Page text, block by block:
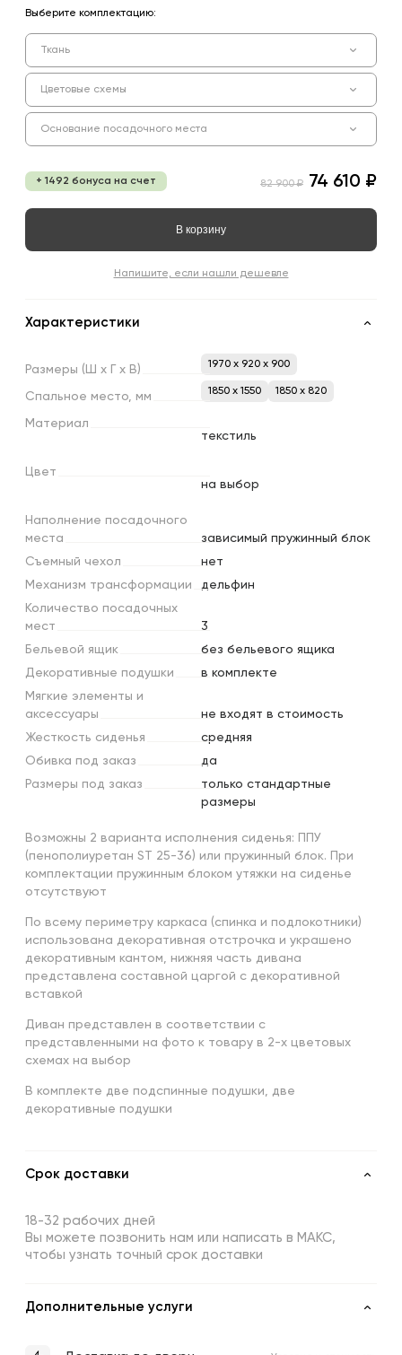
Выберите комплектацию:
Ткань
Цветовые схемы
Основание посадочного места
+ 1492 бонуса на счет 82 900 ₽ 74 610 ₽
В корзину
Напишите, если нашли дешевле
Характеристики
Размеры (Ш х х В) 1970 x 920 x 900
Спальное место, мм 1850 х 1550 1850 х 820
Материал
текстиль
Цвет
на выбор
Наполнение посадочного
места
зависимый пружинный блок
Съемный чехол
нет
Механизм трансформации
дельфин
Количество посадочных
мест
3
Бельевой ящик
без бельевого ящика
Декоративные подушки
в комплекте
Мягкие элементы и
аксессуары
не входят в стоимость
Жесткость сиденья
средняя
Обивка под заказ
да
Размеры под заказ
только стандартные
размеры
Возможны 2 варианта исполнения сиденья: ППУ
(пенополиуретан ST 25-36) или пружинный блок. При
комплектации пружинным блоком утяжки на сиденье
отсутствуют
По всему периметру каркаса (спинка и подлокотники)
использована декоративная отстрочка и украшено
декоративным кантом, нижняя часть дивана
представлена составной царгой с декоративной
вставкой
Диван представлен в соответствии с
представленными на фото к товару в 2-х цветовых
схемах на выбор
В комплекте две подспинные подушки, две
декоративные подушки
Срок доставки
18-32 рабочих дней
Вы можете позвонить нам или написать в МАКС,
чтобы узнать точный срок доставки
Дополнительные услуги